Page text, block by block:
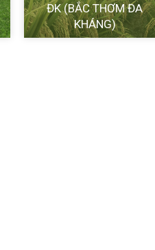
ĐK (BẮC THƠM ĐA
KHÁNG)